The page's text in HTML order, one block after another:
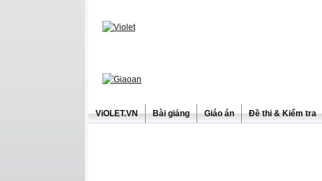
ViOLET.VN Bài giảng Giáo án Đề thi & Kiểm tra